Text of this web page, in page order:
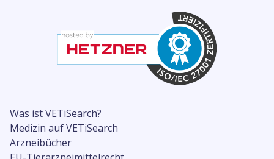
Was ist VETiSearch?
Medizin auf VETiSearch
Arzneibücher